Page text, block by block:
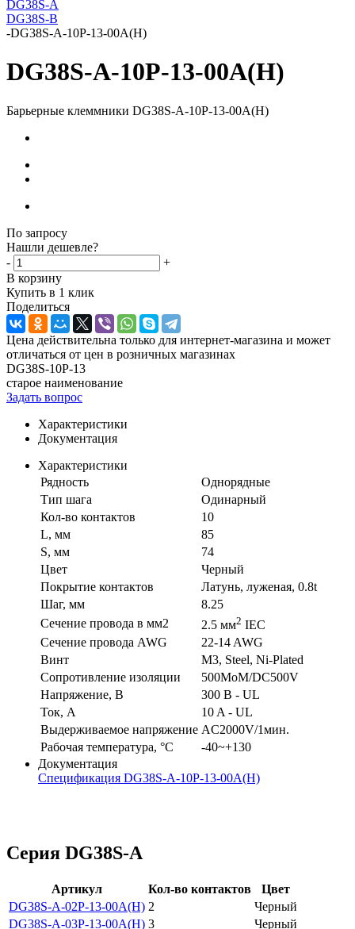
DG38S-A
DG38S-B
-DG38S-A-10P-13-00A(H)
DG38S-A-10P-13-00A(H)
Барьерные клеммники DG38S-A-10P-13-00A(H)
По запросу
Нашли дешевле?
-
+
В корзину
Купить в 1 клик
Поделиться
Цена действительна только для интернет-магазина и может
отличаться от цен в розничных магазинах
DG38S-10P-13
старое наименование
Задать вопрос
Характеристики
Документация
Характеристики
Рядность
Однорядные
Тип шага
Одинарный
Кол-во контактов
10
L, мм
85
S, мм
74
Цвет
Черный
Покрытие контактов
Латунь, луженая, 0.8t
Шаг, мм
8.25
Сечение провода в мм2
2.5 мм2 IEC
Сечение провода AWG
22-14 AWG
Винт
M3, Steel, Ni-Plated
Сопротивление изоляции
500MoM/DC500V
Напряжение, В
300 В - UL
Ток, А
10 A - UL
Выдерживаемое напряжение AC2000V/1мин.
Рабочая температура, °C
-40~+130
Документация
Спецификация DG38S-A-10P-13-00A(H)
Серия DG38S-A
Артикул Кол-во контактов
Цвет
DG38S-A-02P-13-00A(H) 2
Черный
DG38S-A-03P-13-00A(H) 3 Черный